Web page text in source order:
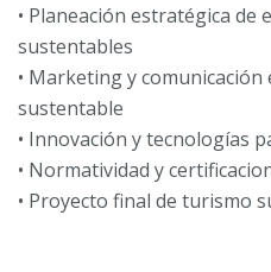
• Planeación estratégica de
sustentables
• Marketing y
sustentable
• Innovación y tecnologías
• Normatividad y
• Proyecto final de turismo